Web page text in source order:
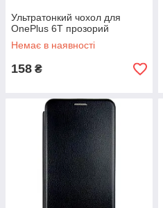
Ультратонкий чохол для
OnePlus 6T прозорий
Немає в наявності
158 ₴